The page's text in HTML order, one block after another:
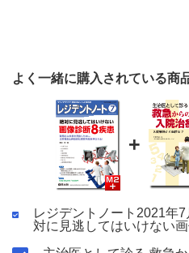
よく一緒に購入されている商
+
レジデントノート2021年7
対に見逃してはいけない